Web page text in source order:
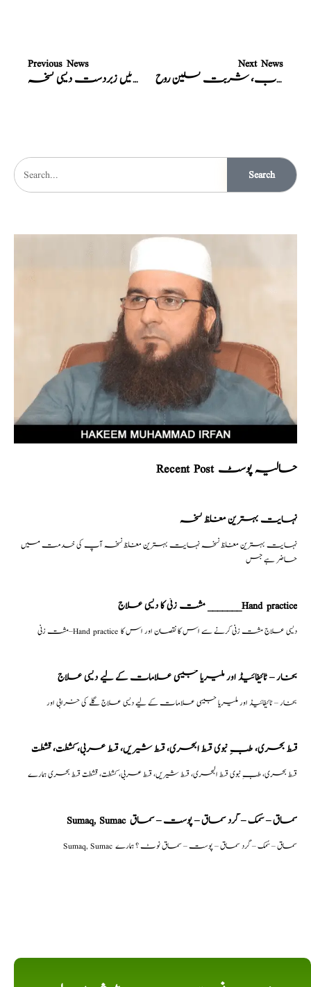
Previous News
مردانہ ٹائمنگ بڑھائیں زبردست دیسی نسخہ
Next News
الشفاء مشروب، شربت تسکین روح
Search
Recent Post حالیہ پوسٹ
نہایت بہترین مغلظ نسخہ
نہایت بہترین مغلظ نسخہ نہایت بہترین مغلظ نسخہ آپ کی خدمت میں
حاضر ہے جس
مشت زنی کا دیسی علاج _______Hand practice
مشت زنی–Hand practice دیسی علاج مشت زنی کرنے سے اس کا نقصان اور اس کا
بخار – ٹائیفائیڈ اور ملیریا جیسی علامات کے لیے دیسی علاج
بخار – ٹائیفائیڈ اور ملیریا جیسی علامات کے لیے دیسی علاج گلے کی خرابی اور
قسط بحری، طبِ نبوی قسط البحری، قسط شیریں، قسط عربی، كشطت، قشطت
قسط بحری، طبِ نبوی قسط البحری، قسط شیریں، قسط عربی، كشطت، قشطت قسط بحری ہمارے
Sumaq, Sumac سماق – سُمک – گرد سماق – پوست – سماق
Sumaq, Sumac سماق – سُمک – گرد سماق – پوست – سماق نوٹ ؟ ہمارے